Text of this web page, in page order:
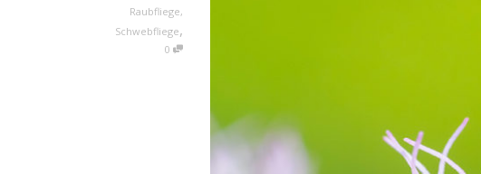
Raubfliege,
Schwebfliege,
0